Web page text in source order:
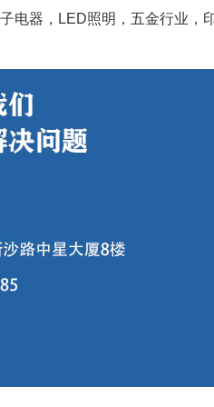
电器，LED照明，五金行业，